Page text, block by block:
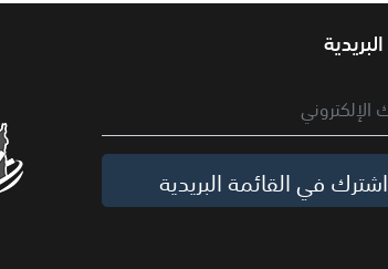
اشترك في القائمة البريدية